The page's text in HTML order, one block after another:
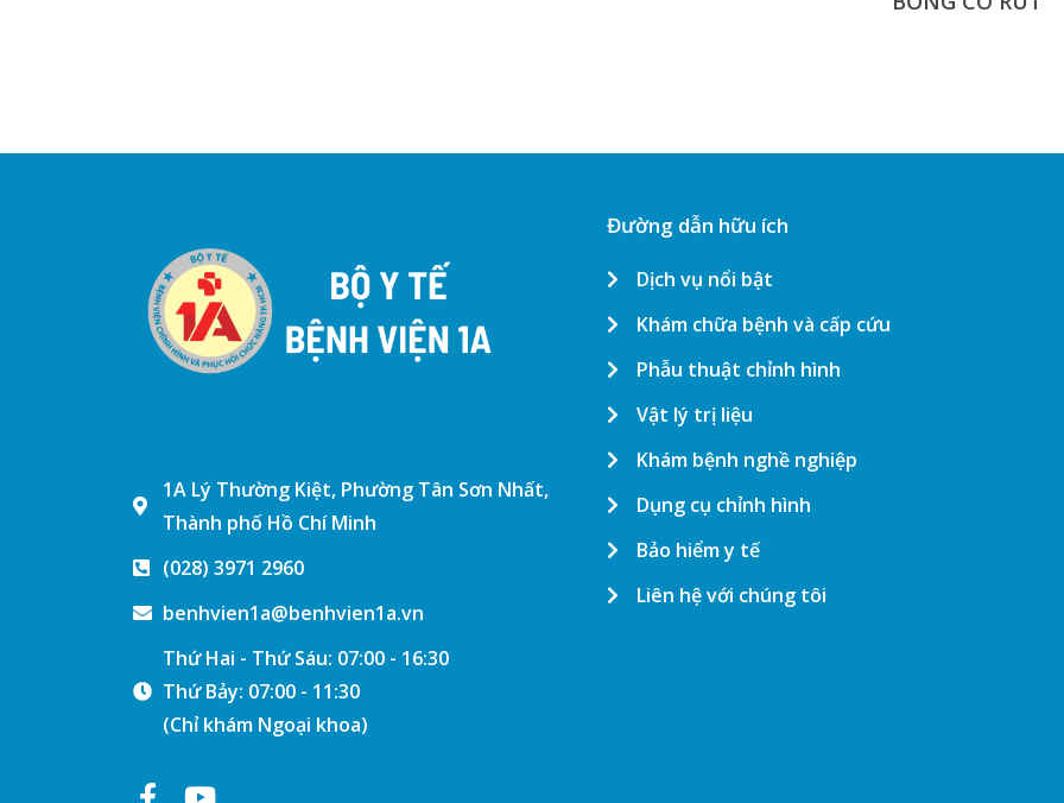
1A Lý Thường Kiệt, Phường Tân Sơn Nhất,
Thành phố Hồ Chí Minh
(028) 3971 2960
benhvien1a@benhvien1a.vn
Thứ Hai - Thứ Sáu: 07:00 - 16:30
Thứ Bảy: 07:00 - 11:30
(Chỉ khám Ngoại khoa)
Đường dẫn hữu ích
Dịch vụ nổi bật
Khám chữa bệnh và cấp cứu
Phẫu thuật chỉnh hình
Vật lý trị liệu
Khám bệnh nghề nghiệp
Dụng cụ chỉnh hình
Bảo hiểm y tế
Liên hệ với chúng tôi